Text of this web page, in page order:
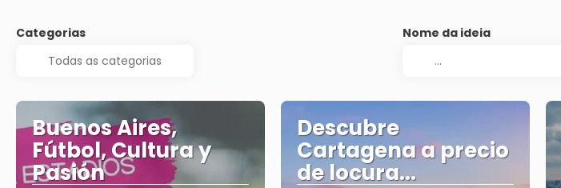
Categorias Nome da ideia
Buenos Aires,
Fútbol, Cultura y
Pasión
Descubre
Cartagena a precio
de locura...